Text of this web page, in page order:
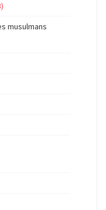
musulmans